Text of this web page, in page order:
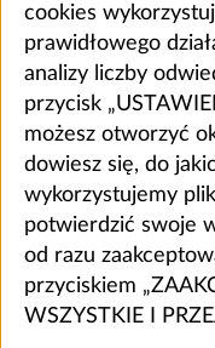
cookies
prawidłowego
analizy liczby
przycisk
możesz otworzyć
dowiesz się, do
wykorzystujemy
potwierdzić swoje
od razu
przyciskiem
WSZYSTKIE I